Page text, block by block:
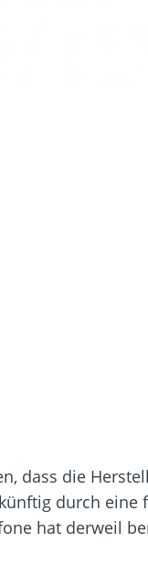
dass die
durch eine
hat derweil